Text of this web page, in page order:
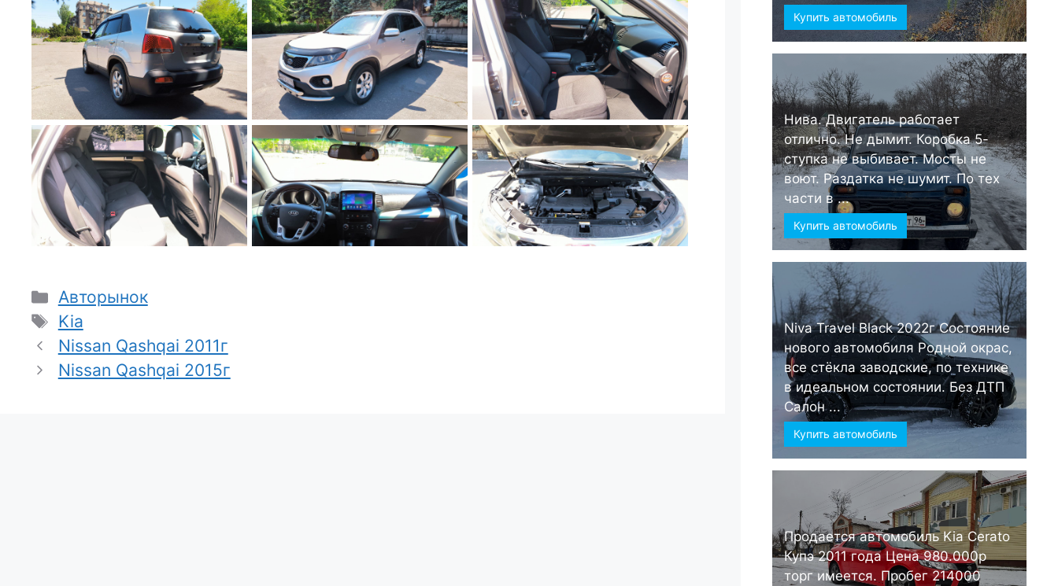
Рубрики
Авторынок
Метки
Kia
Nissan Qashqai 2011г
Nissan Qashqai 2015г
Купить автомобиль
Нива. Двигатель работает
отлично. Не дымит. Коробка 5-
ступка не выбивает. Мосты не
воют. Раздатка не шумит. По тех
части в ...
Купить автомобиль
Niva Travel Black 2022г Состояние
нового автомобиля Родной окрас,
все стёкла заводские, по технике
в идеальном состоянии. Без ДТП
Салон ...
Купить автомобиль
Продается автомобиль Kia Cerato
Купэ 2011 года Цена 980.000р
торг имеется. Пробег 214000